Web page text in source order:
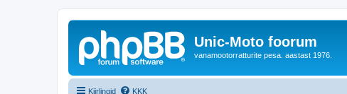
Unic-Moto foorum
vanamootorratturite pesa. aastast 1976.
Kiirlingid KKK